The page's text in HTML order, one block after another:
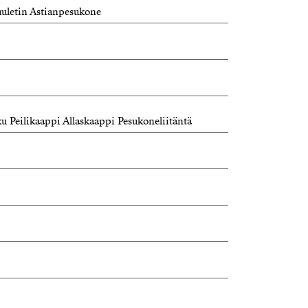
Astianpesukone
Peilikaappi Allaskaappi Pesukoneliitäntä